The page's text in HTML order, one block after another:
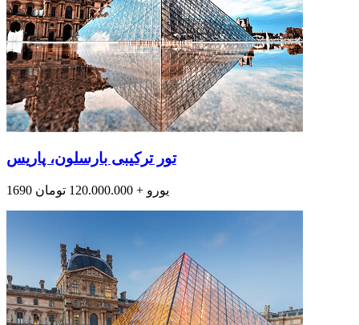
تور ترکیبی بارسلون، پاریس
1690 یورو + 120.000.000 تومان